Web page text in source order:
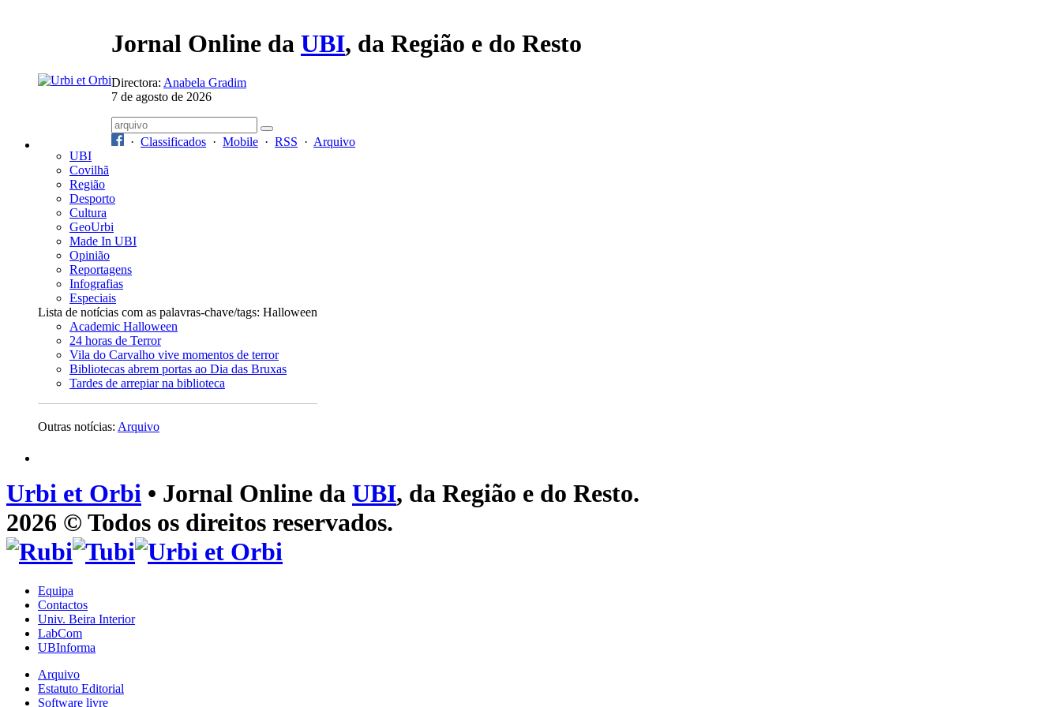
Jornal Online da UBI, da Região e do Resto
Directora: Anabela Gradim
7 de agosto de 2026
· Classificados · Mobile · RSS · Arquivo
UBI
Covilhã
Região
Desporto
Cultura
GeoUrbi
Made In UBI
Opinião
Reportagens
Infografias
Especiais
Lista de notícias com as palavras-chave/tags: Halloween
Academic Halloween
24 horas de Terror
Vila do Carvalho vive momentos de terror
Bibliotecas abrem portas ao Dia das Bruxas
Tardes de arrepiar na biblioteca
Outras notícias: Arquivo
Urbi et Orbi • Jornal Online da UBI, da Região e do Resto.
2026 © Todos os direitos reservados.
Equipa
Contactos
Univ. Beira Interior
LabCom
UBInforma
Arquivo
Estatuto Editorial
Software livre